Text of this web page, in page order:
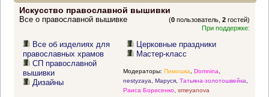
Искусство православной вышивки
(0 пользователь,2 гостей)
Все о православной вышивке
При поддержке:
Все об изделиях для
православных храмов
СП православной
вышивки
Дизайны
Церковные праздники
Мастер-класс
Модераторы: Пимошка Domnina
nestyzaya
Маруся, Татьяна-золотошвейка
Раиса Борисенко, smeyanova